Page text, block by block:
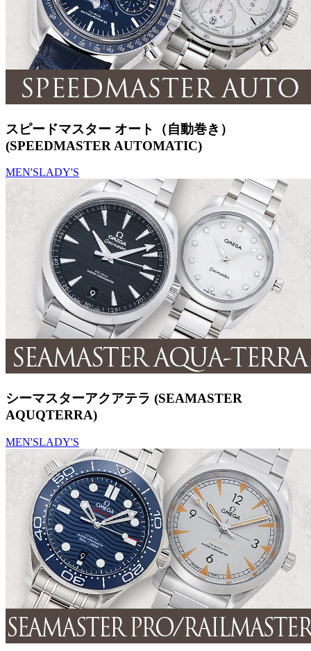
スピードマスター オート（自動巻き）
(SPEEDMASTER AUTOMATIC)
MEN'SLADY'S
シーマスターアクアテラ (SEAMASTER
AQUQTERRA)
MEN'SLADY'S